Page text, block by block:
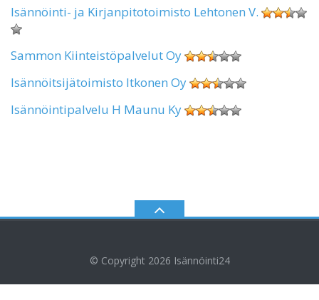
Isännöinti- ja Kirjanpitotoimisto Lehtonen V.
Sammon Kiinteistöpalvelut Oy
Isännöitsijätoimisto Itkonen Oy
Isännöintipalvelu H Maunu Ky
© Copyright 2026 Isännöinti24